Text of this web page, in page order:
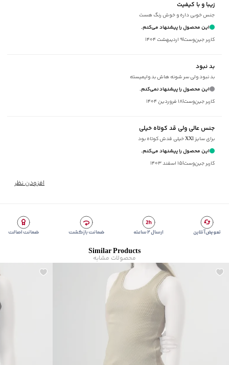
سایر توضیحات
برند:جوتی جینز
زیر گروه:تاپ
شیوه‌برش
:
Slim fit
زیبا و با کیفیت
جنس خوبی داره و خوش رنگ هست
این محصول را پیشنهاد می‌کنم.
کاربر جین‌وست|۹ اردیبهشت ۱۴۰۴
بد نبود
بد نبود ولی سر شونه هاش بد وایمیسته
این محصول را پیشنهاد نمی‌کنم.
کاربر جین‌وست|۱۸ فروردین ۱۴۰۴
جنس عالی ولی قد کوتاه خیلی
برای سایز XXl خیلی قدش کوتاه بود
این محصول را پیشنهاد می‌کنم.
کاربر جین‌وست|۱۵ اسفند ۱۴۰۳
افزودن نظر
تعویض آنلاین ارسال ۲ ساعته ضمانت بازگشت ضمانت اصالت
Similar Products
محصولات مشابه